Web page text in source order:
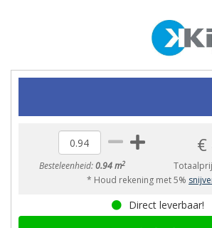
Besteleenheid:0.94 m2
€
* Houd rekening met 5%
Direct leverbaar!